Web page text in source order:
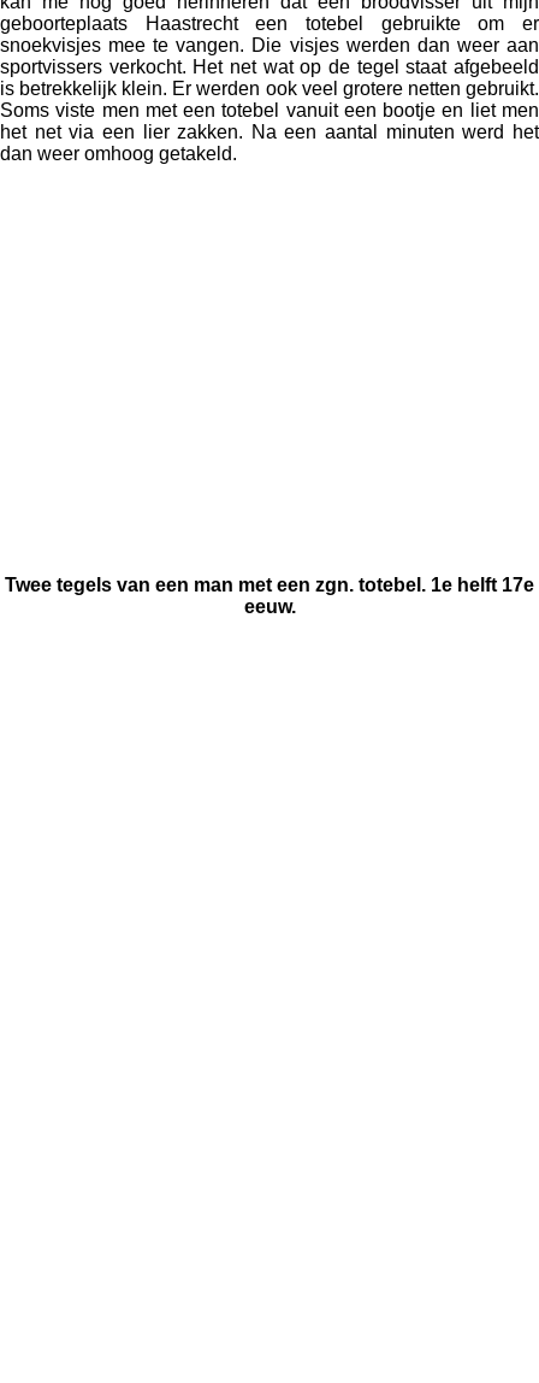
geboorteplaats Haastrecht een totebel gebruikte om er
snoekvisjes mee te vangen. Die visjes werden dan weer aan
sportvissers verkocht. Het net wat op de tegel staat afgebeeld
is betrekkelijk klein. Er werden ook veel grotere netten gebruikt.
Soms viste men met een totebel vanuit een bootje en liet men
het net via een lier zakken. Na een aantal minuten werd het
dan weer omhoog getakeld.
Twee tegels van een man met een zgn. totebel. 1e helft 17e
eeuw.